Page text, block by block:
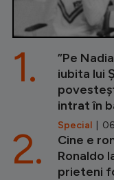
”Pe
iubita lui
intrat în
Special |
1.
Cine e
Ronaldo
prieteni
2.